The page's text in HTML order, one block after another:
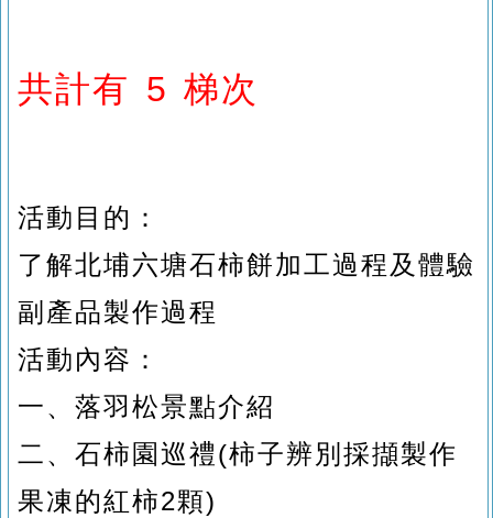
共計有 5梯次
活動目的：
了解北埔六塘石柿餅加工過程及體驗
副產品製作過程
活動內容：
一、 落羽松景點介紹
二、石柿園巡禮(柿子辨別採擷製作
果凍的紅柿2顆)